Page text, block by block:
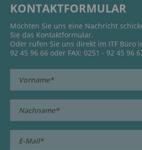
Telefon: 0711 957 9860
E-Mail:
post@hotelfellbach.de
https://hotelfellbach.de/
7% Rabatt bei Buchung
ITF angeben
Hotel Das kleine Ritz
Ohmstraße 3
999 0
E-Mail:mail@dasritz.de
https://www.dasritz.de/
KONTAKTFORMULAR
Möchten Sie uns eine Nachricht
Sie das Kontaktformular.
Oder rufen Sie uns direkt im ITF Büro
92 45 96 66 oder FAX: 0251 - 92 45 96